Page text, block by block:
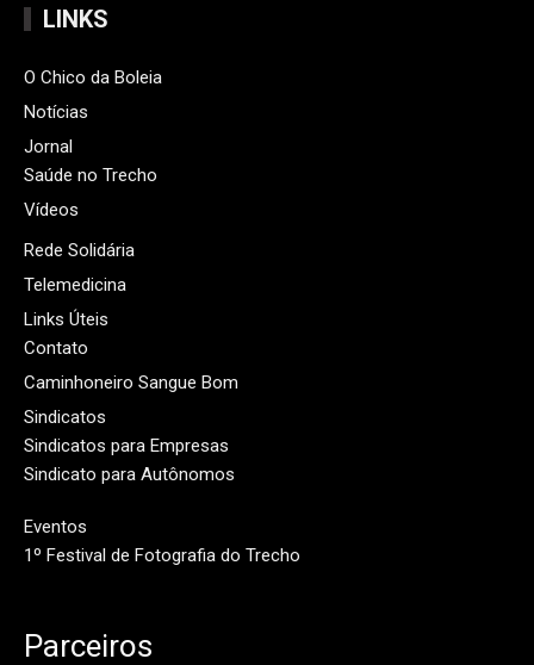
LINKS
O Chico da Boleia
Notícias
Jornal
Saúde no Trecho
Vídeos
Rede Solidária
Telemedicina
Links Úteis
Contato
Caminhoneiro Sangue Bom
Sindicatos
Sindicatos para Empresas
Sindicato para Autônomos
Eventos
1º Festival de Fotografia do Trecho
Parceiros